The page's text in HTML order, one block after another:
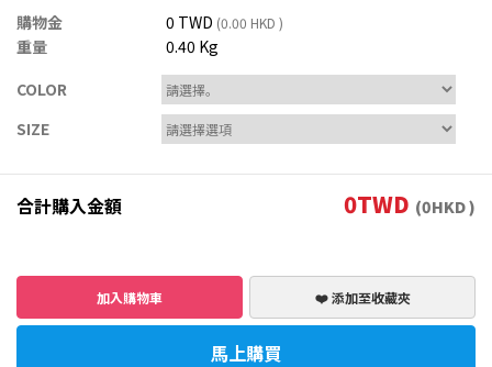
購物金 0 TWD (0.00 HKD )
重量
0.40 Kg
COLOR
SIZE
合計購入金額 0TWD (0HKD )
加入購物車 ❤️ 添加至收藏夾
馬上購買